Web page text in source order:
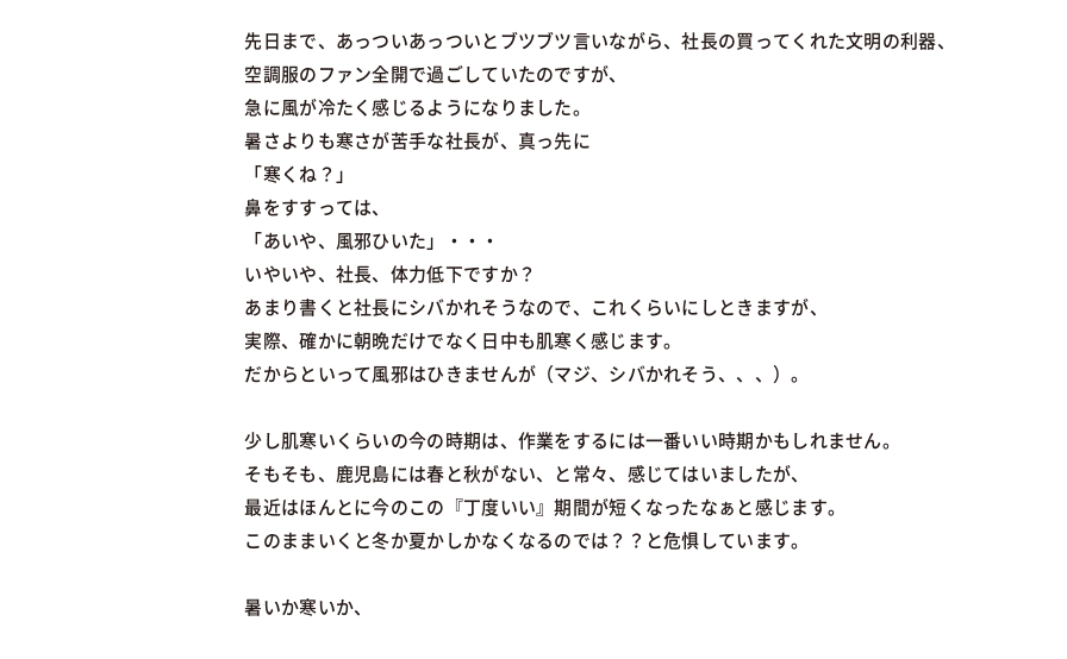
先日まで、あっついあっついとブツブツ言いながら、社長の買ってくれた文明の利器、
空調服のファン全開で過ごしていたのですが、
急に風が冷たく感じるようになりました。
暑さよりも寒さが苦手な社長が、真っ先に
「寒くね？」
鼻をすすっては、
「あいや、風邪ひいた」・・・
いやいや、社長、体力低下ですか？
あまり書くと社長にシバかれそうなので、これくらいにしときますが、
実際、確かに朝晩だけでなく日中も肌寒く感じます。
だからといって風邪はひきませんが（マジ、シバかれそう、、、）。
少し肌寒いくらいの今の時期は、作業をするには一番いい時期かもしれません。
そもそも、鹿児島には春と秋がない、と常々、感じてはいましたが、
最近はほんとに今のこの『丁度いい』期間が短くなったなぁと感じます。
このままいくと冬か夏かしかなくなるのでは？？と危惧しています。
暑いか寒いか、